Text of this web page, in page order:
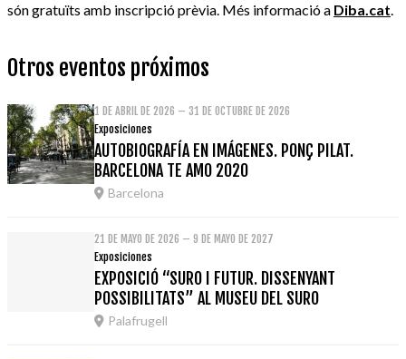
són gratuïts amb inscripció prèvia. Més informació a Diba.cat.
Otros eventos próximos
1 DE ABRIL DE 2026 – 31 DE OCTUBRE DE 2026
Exposiciones
AUTOBIOGRAFÍA EN IMÁGENES. PONÇ PILAT.
BARCELONA TE AMO 2020
Barcelona
21 DE MAYO DE 2026 – 9 DE MAYO DE 2027
Exposiciones
EXPOSICIÓ “SURO I FUTUR. DISSENYANT
POSSIBILITATS” AL MUSEU DEL SURO
Palafrugell